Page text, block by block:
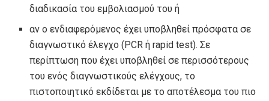
διαδικασία του εμβολιασμού του ή
αν ο ενδιαφερόμενος έχει υποβληθεί πρόσφατα σε
διαγνωστικό έλεγχο (PCR ή rapid test). Σε
περίπτωση που έχει υποβληθεί σε περισσότερους
του ενός διαγνωστικούς ελέγχους, το
πιστοποιητικό εκδίδεται με το αποτέλεσμα του πιο